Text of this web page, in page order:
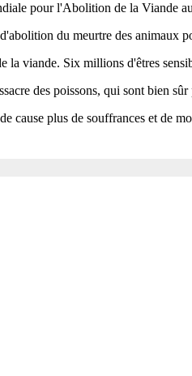
pour l'Abolition de la Viande
du meurtre des animaux
la viande. Six millions d'êtres
des poissons, qui sont bien
cause plus de souffrances et de